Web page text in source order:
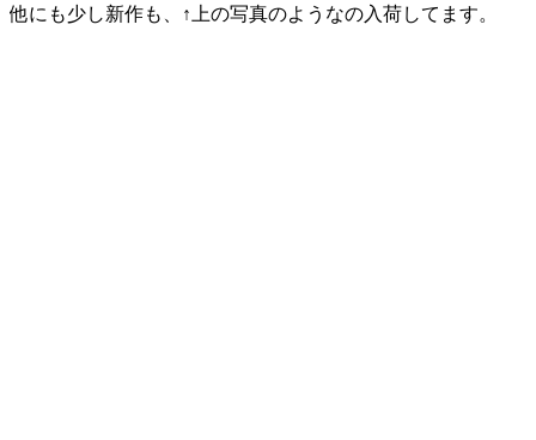
他にも少し新作も、↑上の写真のようなの入荷してます。